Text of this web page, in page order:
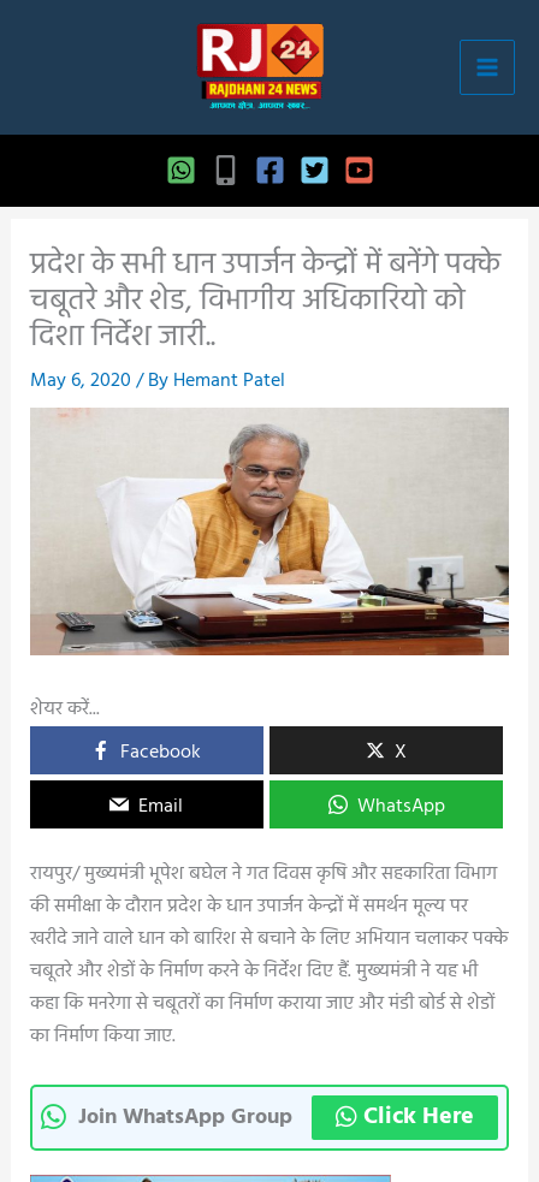
प्रदेश के सभी धान उपार्जन केन्द्रों में बनेंगे पक्के
चबूतरे और शेड, विभागीय अधिकारियो को
दिशा निर्देश जारी..
May 6, 2020/ ByHemant Patel
शेयर करें...
Facebook
X
Email
WhatsApp
रायपुर/ मुख्यमंत्री भूपेश बघेल ने गत दिवस कृषि और सहकारिता विभाग
की समीक्षा के दौरान प्रदेश के धान उपार्जन केन्द्रों में समर्थन मूल्य पर
खरीदे जाने वाले धान को बारिश से बचाने के लिए अभियान चलाकर पक्के
चबूतरे और शेडों के निर्माण करने के निर्देश दिए हैं. मुख्यमंत्री ने यह भी
कहा कि मनरेगा से चबूतरों का निर्माण कराया जाए और मंडी बोर्ड से शेडों
का निर्माण किया जाए.
Join WhatsApp Group Click Here